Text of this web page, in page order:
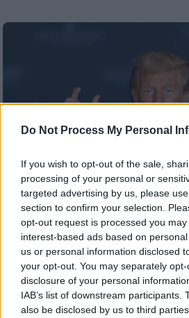
Do Not Process My Personal
If you wish to opt-out of the sale,
processing of your personal or
targeted advertising by us, please
section to confirm your selection.
opt-out request is processed you
interest-based ads based on
us or personal information disclosed
your opt-out. You may separately
disclosure of your personal
IAB’s list of downstream participants.
also be disclosed by us to third
Απόψεις|03.11.2024 07:16
Ψυχαγωγία και τρόμος
Λόγια του Χίτλερ; Του
Πινοσέτ;